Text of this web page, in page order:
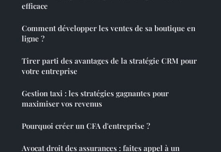
efficace
Comment développer les ventes de sa boutique en
ligne ?
Tirer parti des avantages de la stratégie CRM pour
votre entreprise
Gestion taxi : les stratégies gagnantes pour
maximiser vos revenus
Pourquoi créer un CFA d'entreprise ?
Avocat droit des assurances : faites appel à un